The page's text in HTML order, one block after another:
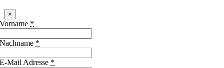
×
Vorname *
Nachname *
E-Mail Adresse *